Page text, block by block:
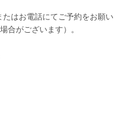
はお電話にてご予約をお願い
合がございます）。